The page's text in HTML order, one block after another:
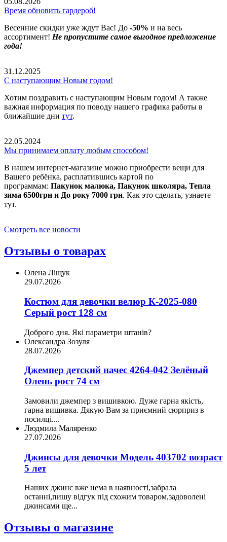
Время обновить гардероб!
Весенние скидки уже ждут Вас! До -50% и на весь
ассортимент! Не пропустите самое выгодное предложение
года!
31.12.2025
С наступающим Новым годом!
Хотим поздравить с наступающим Новым годом! А также
важная информация по поводу нашего графика работы в
ближайшие дни тут.
22.05.2024
Мы принимаем оплату любым способом!
В нашем интернет-магазине можно приобрести вещи для
Вашего ребёнка, расплатившись картой по
программам: Пакунок малюка, Пакунок школяра, Тепла
зима 6500грн и До року 7000 грн. Как это сделать, узнаете
тут.
Смотреть все новости
Отзывы о товарах
Олена Ліщук
29.07.2026
Костюм для девочки велюр К-2025-080
Серый рост 128 см
Доброго дня. Які параметри штанів?
Олександра Зозуля
28.07.2026
Джемпер детский начес 4264-042 Зелёный
Олень рост 74 см
Замовили джемпер з вишивкою. Дуже гарна якість,
гарна вишивка. Дякую Вам за приємний сюрприз в
посилці....
Людмила Маляренко
27.07.2026
Джинсы для девочки Модель 403702 возраст
5 лет
Наших джинс вже нема в наявності,забрала
останні,пишу відгук під схожим товаром,задоволені
джинсами ще...
Отзывы о магазине